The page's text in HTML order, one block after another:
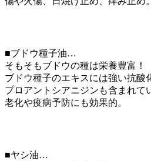
■ブドウ種子油…
そもそもブドウの種は栄養豊富！
ブドウ種子のエキスには強い抗酸
プロアントシアニジンも含まれて
老化や疫病予防にも効果的。
■ヤシ油…